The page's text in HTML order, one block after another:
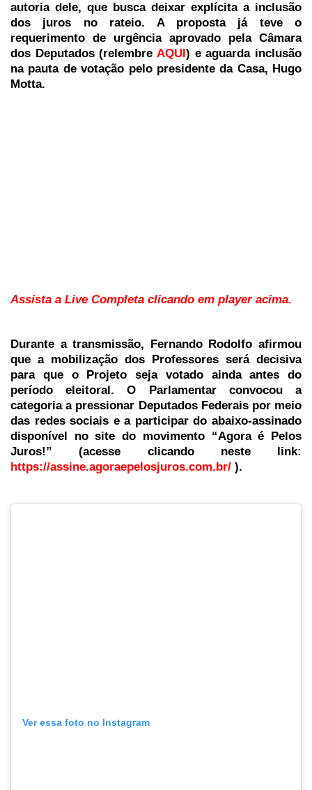
autoria dele, que busca deixar explícita a inclusão
dos juros no rateio. A proposta já teve o
requerimento de urgência aprovado pela Câmara
dos Deputados (relembre AQUI ) e aguarda inclusão
na pauta de votação pelo presidente da Casa, Hugo
Motta.
Assista a Live Completa clicando em player acima.
Durante a transmissão, Fernando Rodolfo afirmou
que a mobilização dos Professores será decisiva
para que o Projeto seja votado ainda antes do
período eleitoral. O Parlamentar convocou a
categoria a pressionar Deputados Federais por meio
das redes sociais e a participar do abaixo-assinado
disponível no site do movimento “Agora é Pelos
Juros!” (acesse clicando neste link:
https://assine.agoraepelosjuros.com.br/ ).
Ver essa foto no Instagram